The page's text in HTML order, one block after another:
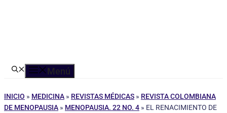
Menú
INICIO » MEDICINA » REVISTAS MÉDICAS » REVISTA COLOMBIANA
DE MENOPAUSIA » MENOPAUSIA. 22 NO. 4 » EL RENACIMIENTO DE